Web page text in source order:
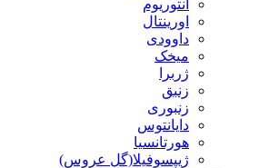
آنتوریوم
اورینتال
داوودی
میخک
ژربرا
زنبق
زنبوری
دایانتوس
هورتانسیا
ژیپسوفیلا(گل عروس)